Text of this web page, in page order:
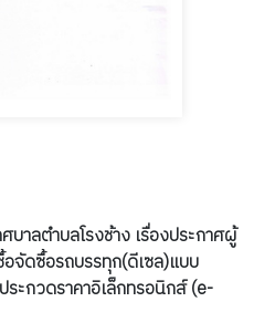
บาลตำบลโรงช้าง เรื่องประกาศผู้
อจัดซื้อรถบรรทุก(ดีเซล)แบบ
ะกวดราคาอิเล็กทรอนิกส์ (e-